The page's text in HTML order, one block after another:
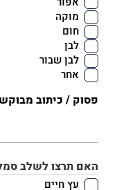
מוקה
חום
לבן
לבן שבור
אחר
פסוק / כיתוב
האם תרצו לשלב
עץ חיים